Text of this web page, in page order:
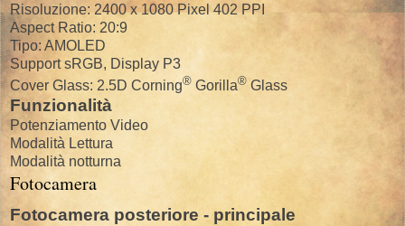
Risoluzione: 2400 x 1080 Pixel 402 PPI
Aspect Ratio: 20:9
Tipo: AMOLED
Support sRGB, Display P3
Cover Glass: 2.5D Corning® Gorilla® Glass
Funzionalità
Potenziamento Video
Modalità Lettura
Modalità notturna
Fotocamera
Fotocamera posteriore - principale